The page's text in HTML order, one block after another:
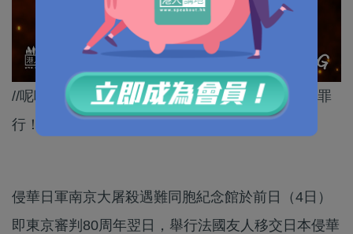
//呢啲資料從多方角度揭露南京大屠殺等日本侵華罪
行！//
侵華日軍南京大屠殺遇難同胞紀念館於前日（4日）
即東京審判80周年翌日，舉行法國友人移交日本侵華